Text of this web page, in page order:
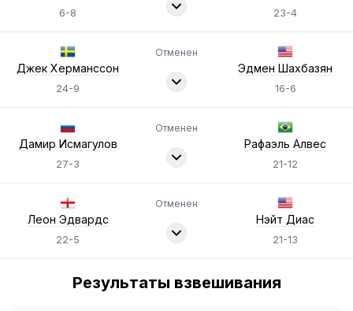
6-8 23-4
Джек Херманссон
24-9
Отменен
Эдмен Шахбазян
16-6
Дамир Исмагулов
27-3
Отменен
Рафаэль Алвес
21-12
Леон Эдвардс
22-5
Отменен
Нэйт Диас
21-13
Результаты взвешивания